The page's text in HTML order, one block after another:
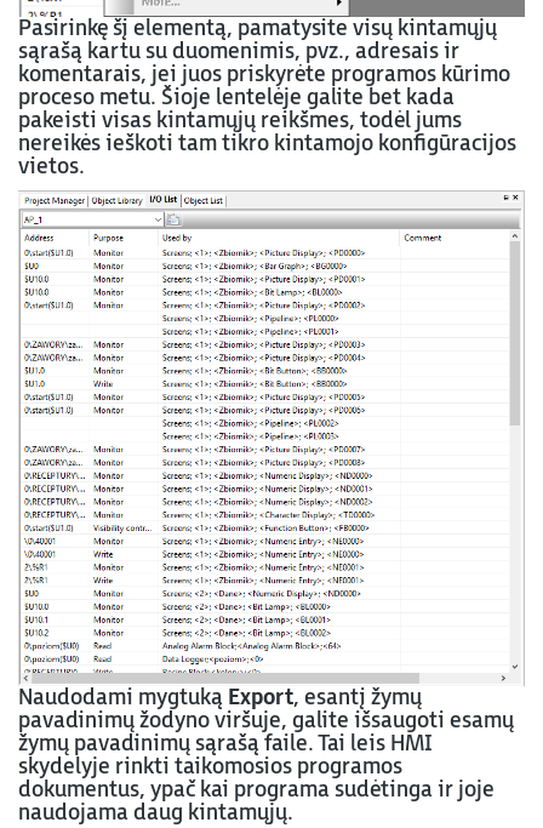
Pasirinkę šį elementą, pamatysite visų kintamųjų
sąrašą kartu su duomenimis, pvz., adresais ir
komentarais, jei juos priskyrėte programos kūrimo
proceso metu. Šioje lentelėje galite bet kada
pakeisti visas kintamųjų reikšmes, todėl jums
nereikės ieškoti tam tikro kintamojo konfigūracijos
vietos.
Naudodami mygtuką Export, esantį žymų
pavadinimų žodyno viršuje, galite išsaugoti esamų
žymų pavadinimų sąrašą faile. Tai leis HMI
skydelyje rinkti taikomosios programos
dokumentus, ypač kai programa sudėtinga ir joje
naudojama daug kintamųjų.